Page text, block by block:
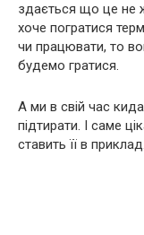
здається що це не
хоче погратися
чи працювати, то
будемо гратися.
А ми в свій час
підтирати. І саме
ставить її в приклад.